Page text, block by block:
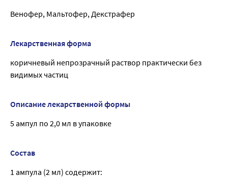
Венофер, Мальтофер, Декстрафер
Лекарственная форма
коричневый непрозрачный раствор практически без
видимых частиц
Описание лекарственной формы
5 ампул по 2,0 мл в упаковке
Состав
1 ампула (2 мл) содержит: